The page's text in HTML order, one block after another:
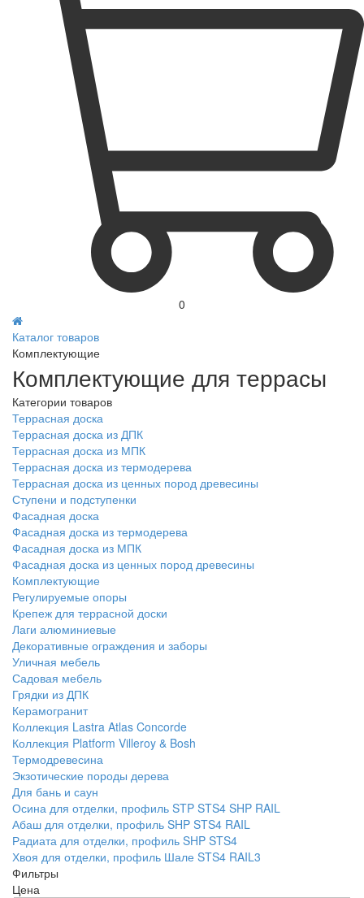
0
Каталог товаров
Комплектующие
Комплектующие для террасы
Категории товаров
Террасная доска
Террасная доска из ДПК
Террасная доска из МПК
Террасная доска из термодерева
Террасная доска из ценных пород древесины
Ступени и подступенки
Фасадная доска
Фасадная доска из термодерева
Фасадная доска из МПК
Фасадная доска из ценных пород древесины
Комплектующие
Регулируемые опоры
Крепеж для террасной доски
Лаги алюминиевые
Декоративные ограждения и заборы
Уличная мебель
Садовая мебель
Грядки из ДПК
Керамогранит
Коллекция Lastra Atlas Concorde
Коллекция Platform Villeroy & Bosh
Термодревесина
Экзотические породы дерева
Для бань и саун
Осина для отделки, профиль STP STS4 SHP RAIL
Абаш для отделки, профиль SHP STS4 RAIL
Радиата для отделки, профиль SHP STS4
Хвоя для отделки, профиль Шале STS4 RAIL3
Фильтры
Цена